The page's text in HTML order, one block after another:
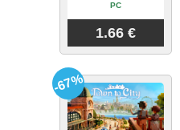
PC
1.66 €
-67%